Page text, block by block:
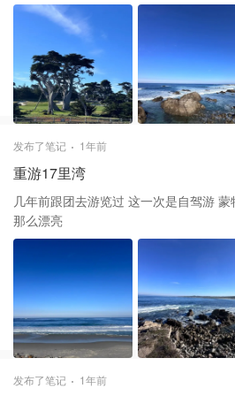
发布了笔记 1年前
重游17里湾
几年前跟团去游览过 这一次是自驾游
那么漂亮
发布了笔记 1年前